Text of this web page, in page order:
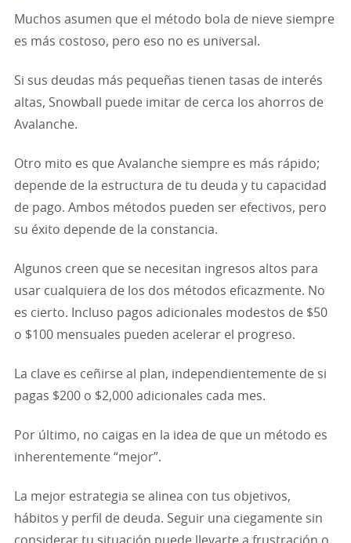
Muchos asumen que el método bola de nieve siempre
es más costoso, pero eso no es universal.
Si sus deudas más pequeñas tienen tasas de interés
altas, Snowball puede imitar de cerca los ahorros de
Avalanche.
Otro mito es que Avalanche siempre es más rápido;
depende de la estructura de tu deuda y tu capacidad
de pago. Ambos métodos pueden ser efectivos, pero
su éxito depende de la constancia.
Algunos creen que se necesitan ingresos altos para
usar cualquiera de los dos métodos eficazmente. No
es cierto. Incluso pagos adicionales modestos de $50
o $100 mensuales pueden acelerar el progreso.
La clave es ceñirse al plan, independientemente de si
pagas $200 o $2,000 adicionales cada mes.
Por último, no caigas en la idea de que un método es
inherentemente “mejor”.
La mejor estrategia se alinea con tus objetivos,
hábitos y perfil de deuda. Seguir una ciegamente sin